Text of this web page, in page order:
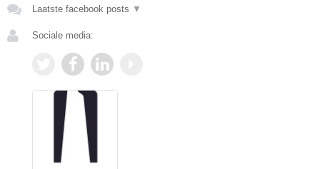
Laatste facebook posts ▼
Sociale media: